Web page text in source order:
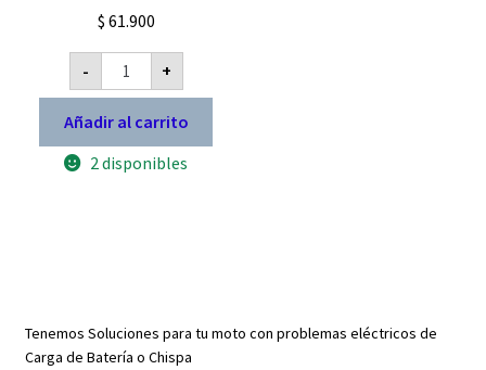
$ 61.900
-
Kit
transmisión
Honda
XR
250
del
cantidad
+
Añadir al carrito
2 disponibles
Tenemos Soluciones para tu moto con problemas eléctricos de
Carga de Batería o Chispa